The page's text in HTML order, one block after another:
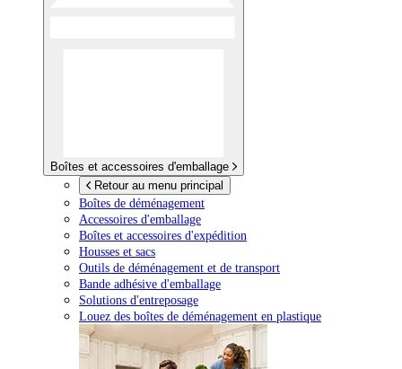
Boîtes et accessoires d'emballage
Retour au menu principal
Boîtes de déménagement
Accessoires d'emballage
Boîtes et accessoires d'expédition
Housses et sacs
Outils de déménagement et de transport
Bande adhésive d'emballage
Solutions d'entreposage
Louez des boîtes de déménagement en plastique